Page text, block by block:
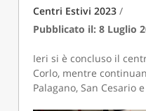
Centri Estivi 2023 /
Pubblicato il: 8 Luglio
Ieri si è concluso il
Corlo, mentre
Palagano, San Cesario